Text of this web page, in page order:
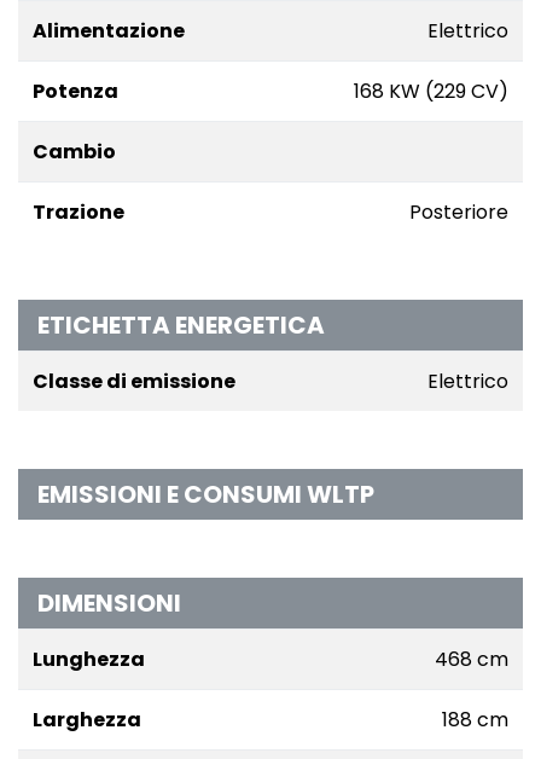
Alimentazione Elettrico
Potenza 168 KW (229 CV)
Cambio
Trazione Posteriore
ETICHETTA ENERGETICA
Classe di emissione Elettrico
EMISSIONI E CONSUMI WLTP
DIMENSIONI
Lunghezza 468 cm
Larghezza 188 cm